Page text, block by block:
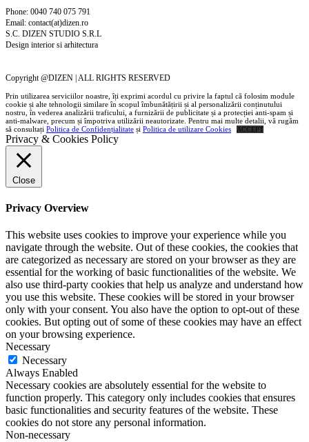
Phone: 0040 740 075 791
Email: contact(at)dizen.ro
S.C. DIZEN STUDIO S.R.L
Design interior si arhitectura
Copyright @DIZEN | ALL RIGHTS RESERVED
Prin utilizarea serviciilor noastre, îți exprimi acordul cu privire la faptul că folosim module
cookie și alte tehnologii similare în scopul îmbunătățirii și al personalizării conținutului
nostru, în vederea analizării traficului, a furnizării de publicitate și a protecției anti-spam și
anti-malware, precum și împotriva utilizării neautorizate. Pentru mai multe detalii, vă rugăm
să consultați Politica de Confidențialitate și Politica de utilizare Cookies ACCEPT
Privacy & Cookies Policy
Close
Privacy Overview
This website uses cookies to improve your experience while you
navigate through the website. Out of these cookies, the cookies that
are categorized as necessary are stored on your browser as they are
essential for the working of basic functionalities of the website. We
also use third-party cookies that help us analyze and understand how
you use this website. These cookies will be stored in your browser
only with your consent. You also have the option to opt-out of these
cookies. But opting out of some of these cookies may have an effect
on your browsing experience.
Necessary
Necessary
Always Enabled
Necessary cookies are absolutely essential for the website to
function properly. This category only includes cookies that ensures
basic functionalities and security features of the website. These
cookies do not store any personal information.
Non-necessary